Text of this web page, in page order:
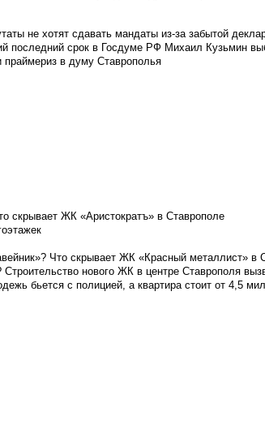
не хотят сдавать мандаты из-за забытой
последний срок в Госдуме РФ Михаил Кузьмин
праймериз в думу Ставрополья
скрывает ЖК «Аристократъ» в Ставрополе
Что скрывает ЖК «Красный металлист» в
нового ЖК в центре Ставрополя
бьется с полицией, а квартира стоит от 4,5